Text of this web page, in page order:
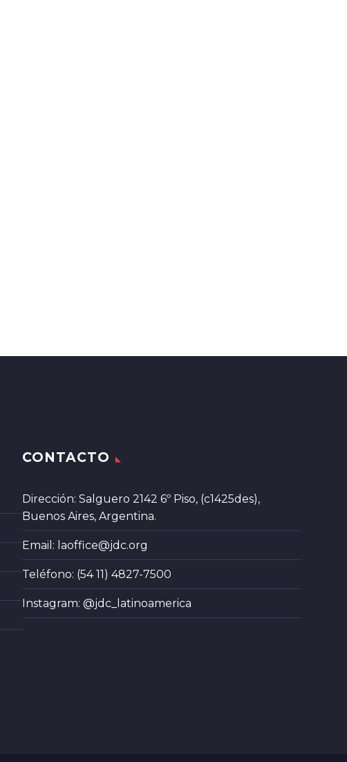
CONTACTO
Dirección: Salguero 2142 6º Piso, (c1425des),
Buenos Aires, Argentina.
Email: laoffice@jdc.org
Teléfono: (54 11) 4827-7500
Instagram: @jdc_latinoamerica